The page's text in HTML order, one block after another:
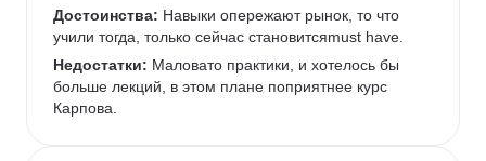
Достоинства: Навыки опережают рынок, то что
учили тогда, только сейчас становитсяmust have.
Недостатки: Маловато практики, и хотелось бы
больше лекций, в этом плане поприятнее курс
Карпова.